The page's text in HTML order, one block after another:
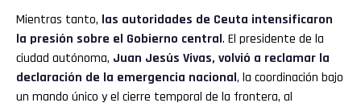
Mientras tanto, las autoridades de Ceuta intensificaron
la presión sobre el Gobierno central. El presidente de la
ciudad autónoma, Juan Jesús Vivas, volvió a reclamar la
declaración de la emergencia nacional, la coordinación bajo
un mando único y el cierre temporal de la frontera, al